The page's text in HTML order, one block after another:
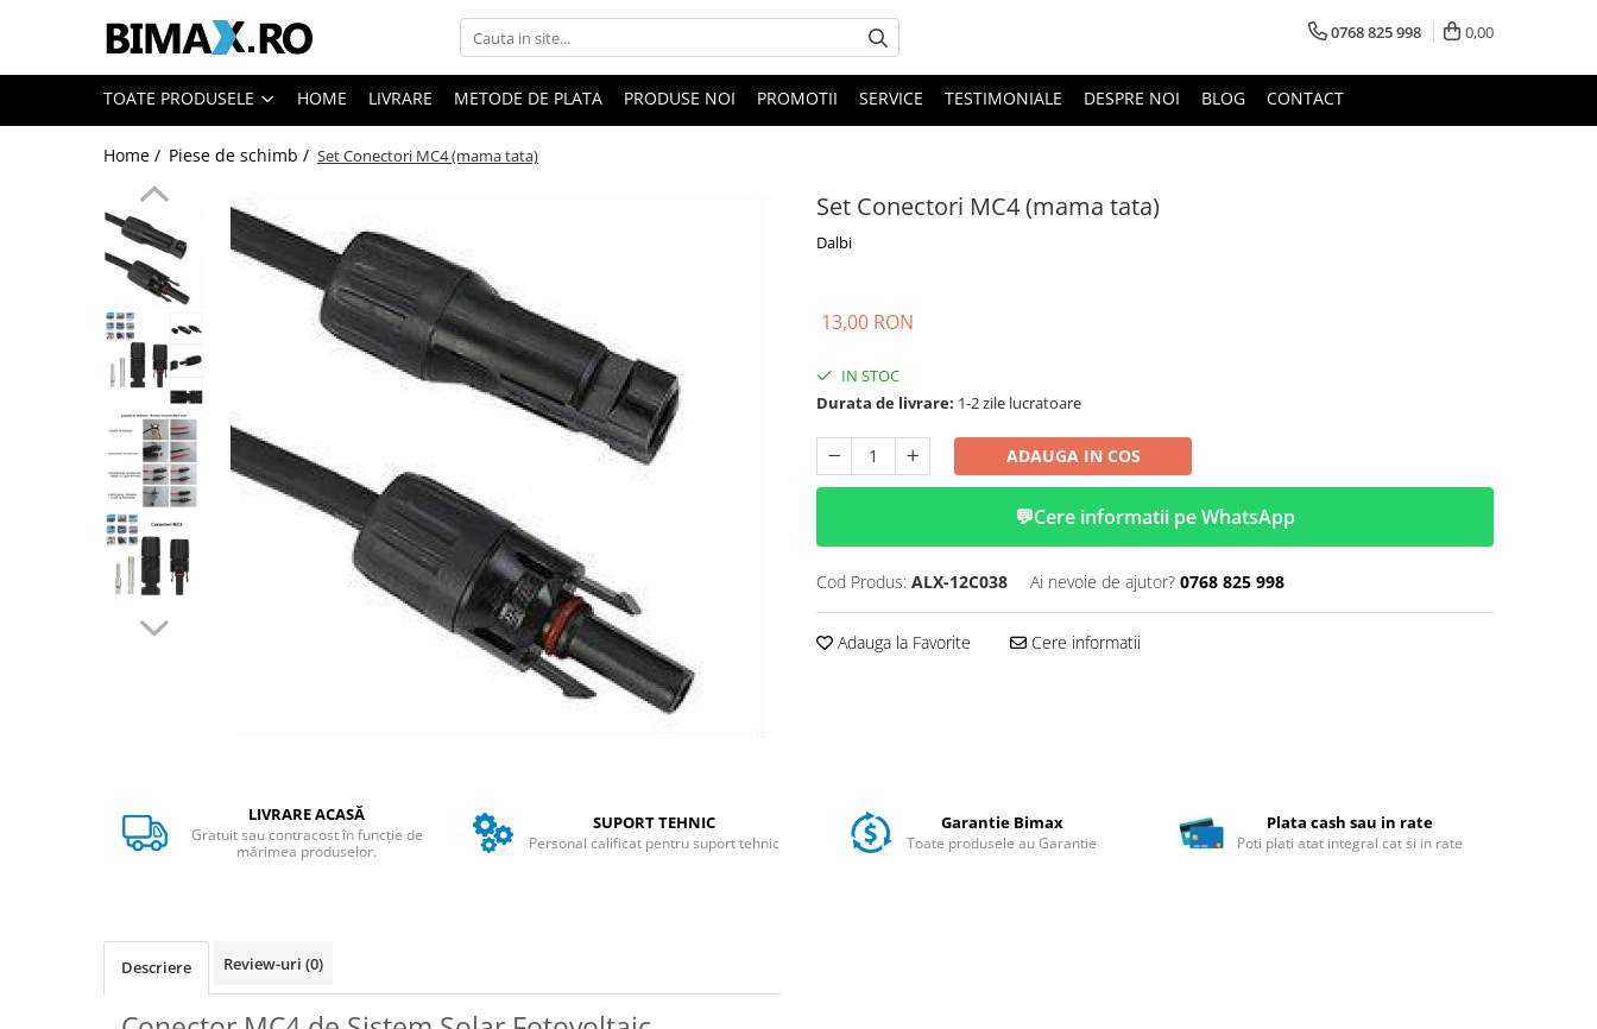
Toate Produsele
Triciclete Electrice
➔ Cu 2 Locuri
➔ Acoperita
➔ Adulti - Fara permis
➔ Adulti - 2 Locuri
➔ Adulti - cu Cabina
➔ Cu Cabina fara Permis
➔ Cu Cabina Inchisa
➔ Cu Remorca
➔ Cu Remorca Fara Permis
➔ Fara Permis
0768 825 998 0,00
TOATE PRODUSELE HOME LIVRARE METODE DE PLATA PRODUSE NOI PROMOTII SERVICE TESTIMONIALE DESPRE NOI BLOG CONTACT
Home / Piese de schimb / Set Conectori MC4 (mama tata)
Set Conectori MC4 (mama tata)
Dalbi
13,00 RON
IN STOC
Durata de livrare: 1-2 zile lucratoare
ADAUGA IN COS
💬Cere informatii pe WhatsApp
Cod Produs: ALX-12C038 Ai nevoie de ajutor? 0768 825 998
Adauga la Favorite Cere informatii
LIVRARE ACASĂ
Gratuit sau contracost în funcție de
mărimea produselor.
SUPORT TEHNIC
Personal calificat pentru suport tehnic
Garantie Bimax
Toate produsele au Garantie
Plata cash sau in rate
Poti plati atat integral cat si in rate
Descriere Review-uri (0)